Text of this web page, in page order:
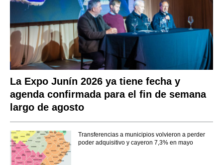
La Expo Junín 2026 ya tiene fecha y
agenda confirmada para el fin de semana
largo de agosto
Transferencias a municipios volvieron a perder
poder adquisitivo y cayeron 7,3% en mayo